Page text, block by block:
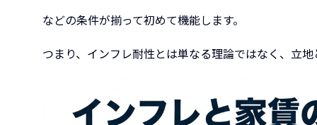
などの条件が揃って初めて機能します。
つまり、インフレ耐性とは単なる理論ではなく、立